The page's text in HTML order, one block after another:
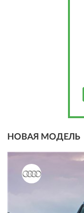
НОВАЯ МОДЕЛЬ